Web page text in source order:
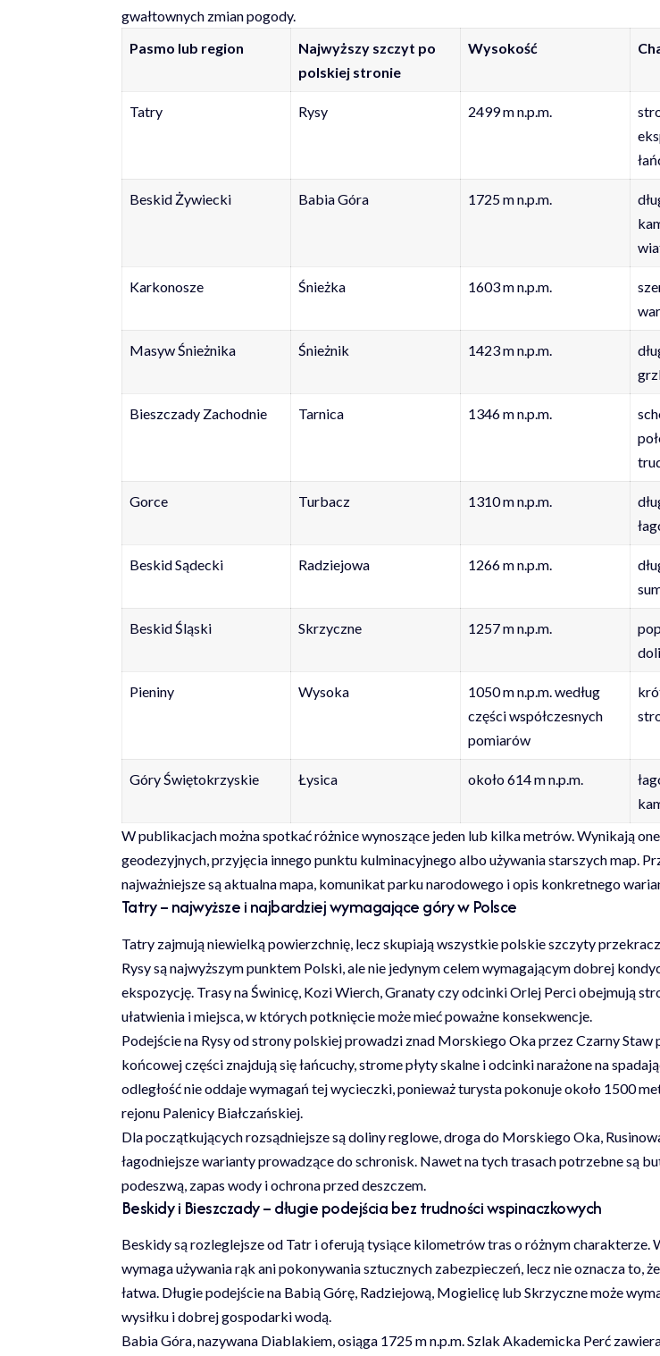
gwałtownych zmian pogody.
Pasmo lub region
Najwyższy szczyt po
polskiej stronie
Wysokość
Tatry Rysy 2499 m n.p.m.
Beskid Żywiecki Babia Góra 1725 m n.p.m.
Karkonosze Śnieżka 1603 m n.p.m.
Masyw Śnieżnika Śnieżnik 1423 m n.p.m.
Bieszczady Zachodnie Tarnica 1346 m n.p.m.
Gorce Turbacz 1310 m n.p.m.
Beskid Sądecki Radziejowa 1266 m n.p.m.
Beskid Śląski Skrzyczne 1257 m n.p.m.
Pieniny Wysoka
1050 m n.p.m. według
części współczesnych
pomiarów
Góry Świętokrzyskie Łysica około 614 m n.p.m.
W publikacjach można spotkać różnice wynoszące jeden lub kilka metrów. Wynikają
geodezyjnych, przyjęcia innego punktu kulminacyjnego albo używania starszych map.
najważniejsze są aktualna mapa, komunikat parku narodowego i opis konkretnego
Tatry – najwyższe i najbardziej wymagające góry w Polsce
Tatry zajmują niewielką powierzchnię, lecz skupiają wszystkie polskie szczyty
Rysy są najwyższym punktem Polski, ale nie jedynym celem wymagającym dobrej
ekspozycję. Trasy na Świnicę, Kozi Wierch, Granaty czy odcinki Orlej Perci obejmują
ułatwienia i miejsca, w których potknięcie może mieć poważne konsekwencje.
Podejście na Rysy od strony polskiej prowadzi znad Morskiego Oka przez Czarny Staw
końcowej części znajdują się łańcuchy, strome płyty skalne i odcinki narażone na
odległość nie oddaje wymagań tej wycieczki, ponieważ turysta pokonuje około 1500
rejonu Palenicy Białczańskiej.
Dla początkujących rozsądniejsze są doliny reglowe, droga do Morskiego Oka,
łagodniejsze warianty prowadzące do schronisk. Nawet na tych trasach potrzebne są
podeszwą, zapas wody i ochrona przed deszczem.
Beskidy i Bieszczady – długie podejścia bez trudności wspinaczkowych
Beskidy są rozleglejsze od Tatr i oferują tysiące kilometrów tras o różnym charakterze.
wymaga używania rąk ani pokonywania sztucznych zabezpieczeń, lecz nie oznacza to,
łatwa. Długie podejście na Babią Górę, Radziejową, Mogielicę lub Skrzyczne może
wysiłku i dobrej gospodarki wodą.
Babia Góra, nazywana Diablakiem, osiąga 1725 m n.p.m. Szlak Akademicka Perć